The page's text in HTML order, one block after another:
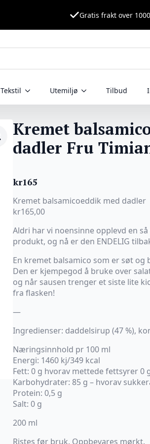
Gratis frakt over
Tekstil Utemiljø Tilbud
Kremet
dadler Fru
kr165
Kremet balsamicoeddik med dadler
kr165,00
Aldri har vi noensinne opplevd en
produkt, og nå er den ENDELIG
En kremet balsamico som er søt og
Den er kjempegod å bruke over
og når sausen trenger et siste lite
fra flasken!
—
Ingredienser: daddelsirup (47 %),
Næringsinnhold pr 100 ml
Energi: 1460 kj/349 kcal
Fett: 0 g hvorav mettede fettsyrer 0
Karbohydrater: 85 g – hvorav
Protein: 0,5 g
Salt: 0 g
200 ml
Ristes før bruk. Oppbevares mørkt.